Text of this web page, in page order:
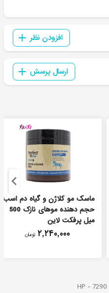
افزودن نظر
ارسال پرسش
ماسک مو کلاژن و گیاه دم اسب
حجم دهنده موهای نازک 500
میل پرفکت لاین
۲,۲۴۰,۰۰۰ تومان
HP -7290